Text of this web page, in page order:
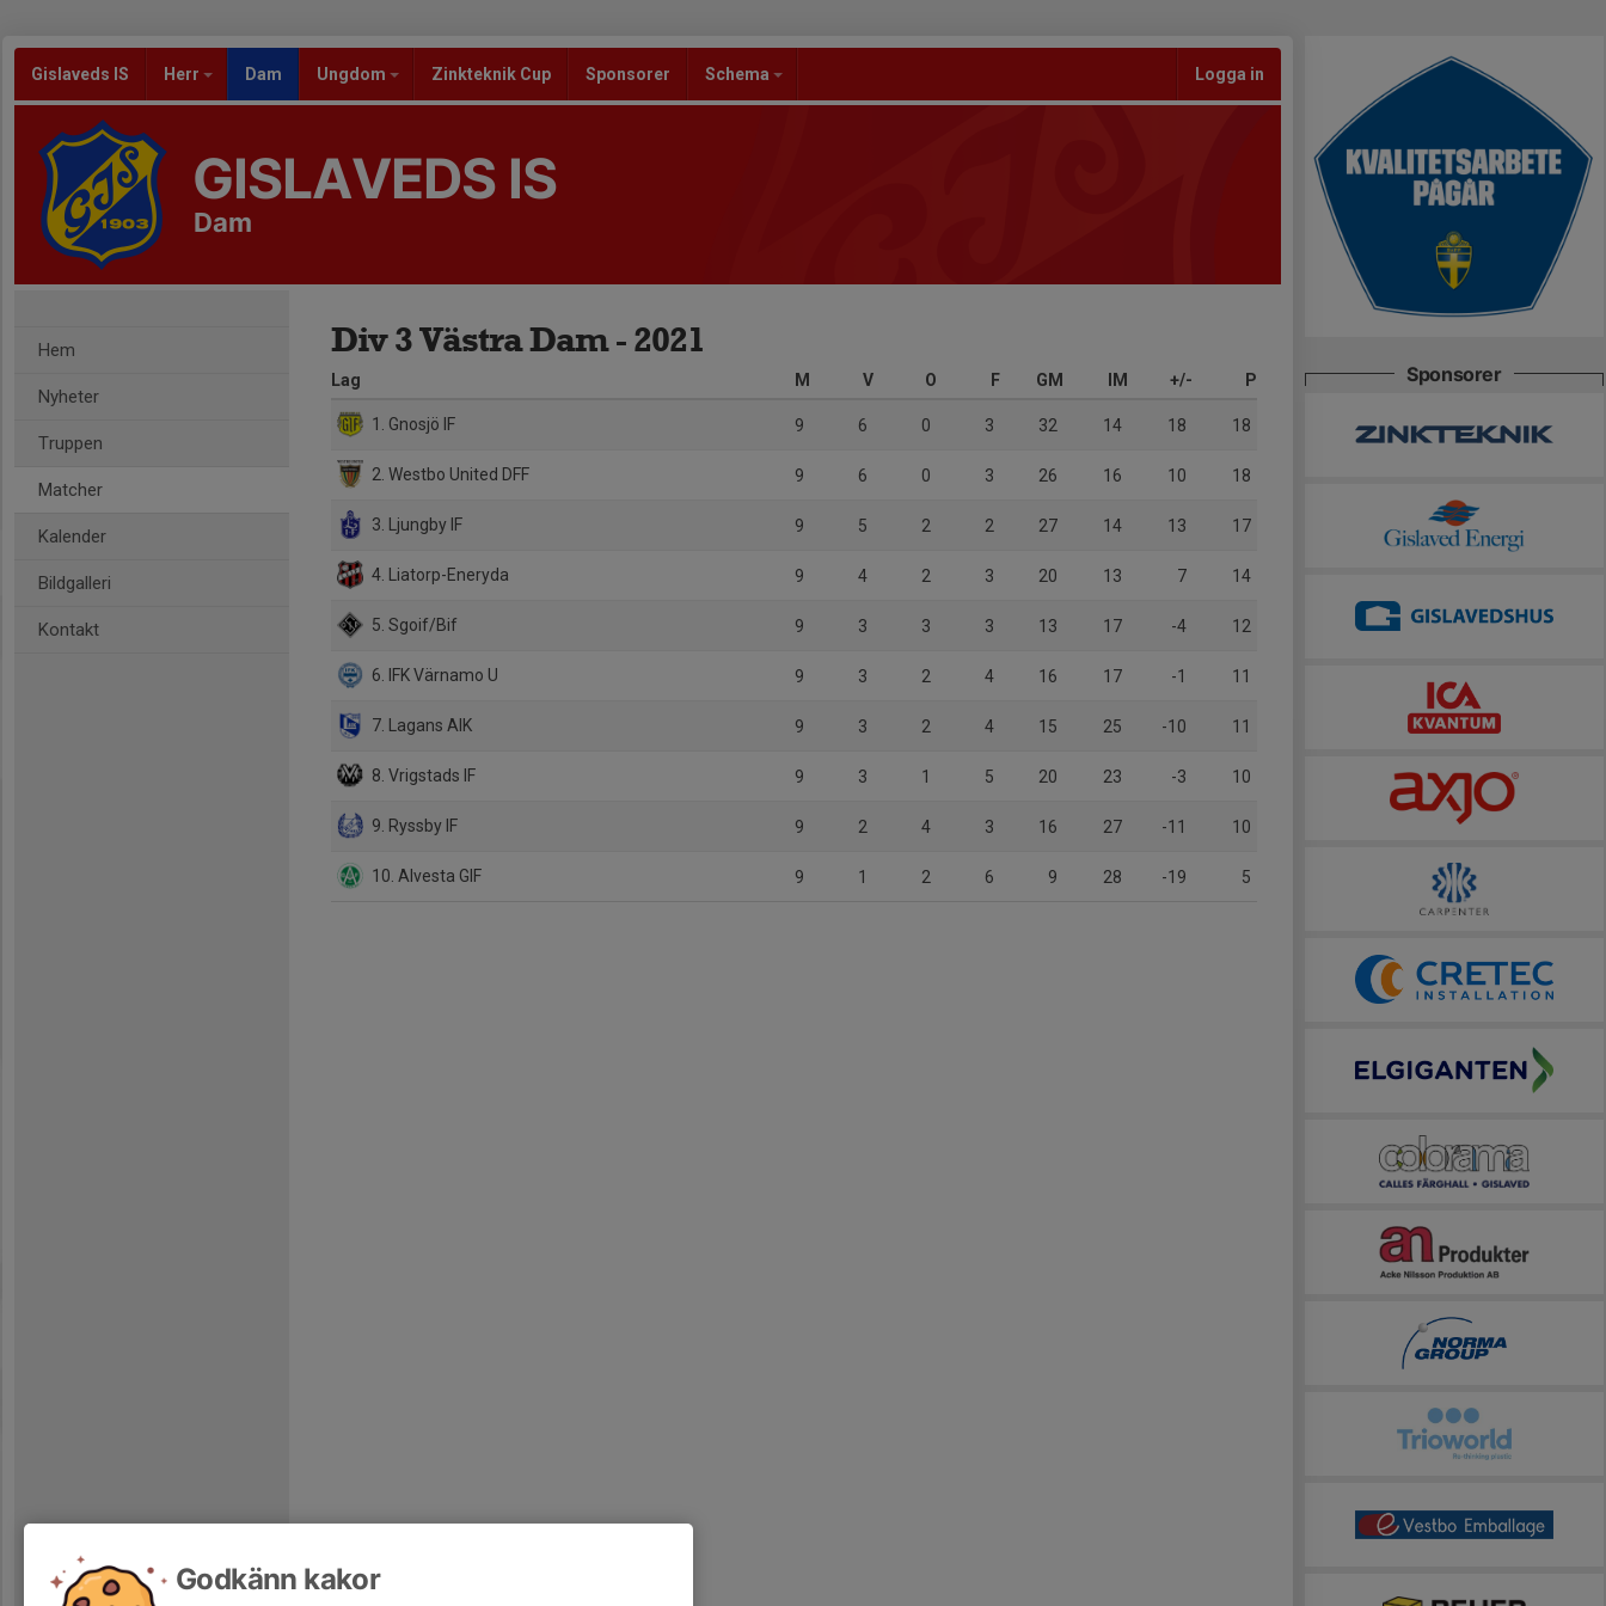
Gislaveds IS Herr Dam Ungdom Zinkteknik Cup Sponsorer Schema Logga in
GISLAVEDS IS
Dam
Hem
Nyheter
Truppen
Matcher
Kalender
Bildgalleri
Kontakt
Div 3 Västra Dam - 2021
Lag M V O F GM IM +/- P
1. Gnosjö IF 9 6 0 3 32 14 18 18
2. Westbo United DFF 9 6 0 3 26 16 10 18
3. Ljungby IF 9 5 2 2 27 14 13 17
4. Liatorp-Eneryda 9 4 2 3 20 13 7 14
5. Sgoif/Bif 9 3 3 3 13 17 -4 12
6. IFK Värnamo U 9 3 2 4 16 17 -1 11
7. Lagans AIK 9 3 2 4 15 25 -10 11
8. Vrigstads IF 9 3 1 5 20 23 -3 10
9. Ryssby IF 9 2 4 3 16 27 -11 10
10. Alvesta GIF 9 1 2 6 9 28 -19 5
Sponsorer
Godkänn kakor